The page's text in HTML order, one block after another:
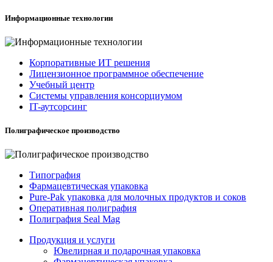
Информационные технологии
Корпоративные ИТ решения
Лицензионное программное обеспечение
Учебный центр
Системы управления консорциумом
IT-аутсорсинг
Полиграфическое производство
Типография
Фармацевтическая упаковка
Pure-Pak упаковка для молочных продуктов и соков
Оперативная полиграфия
Полиграфия Seal Mag
Продукция и услуги
Ювелирная и подарочная упаковка